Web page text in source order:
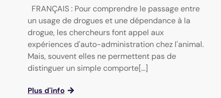
FRANÇAIS : Pour comprendre le passage entre
un usage de drogues et une dépendance à la
drogue, les chercheurs font appel aux
expériences d'auto-administration chez l'animal.
Mais, souvent elles ne permettent pas de
distinguer un simple comporte[...]
Plus d'info